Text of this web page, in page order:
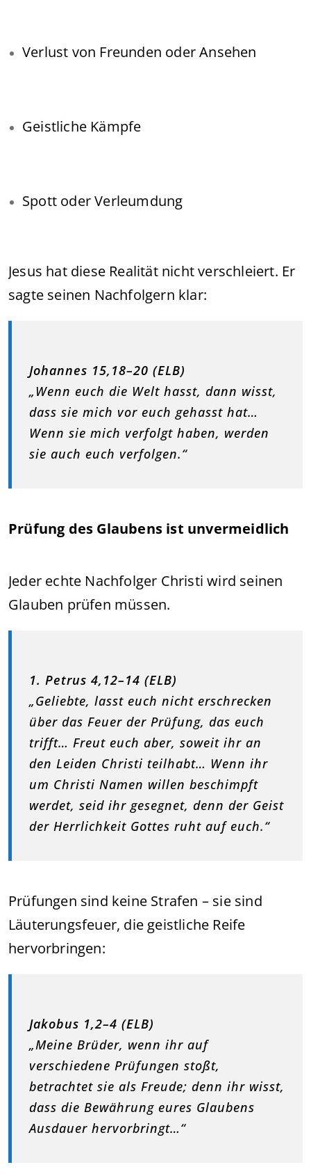
Verlust von Freunden oder Ansehen
Geistliche Kämpfe
Spott oder Verleumdung
Jesus hat diese Realität nicht verschleiert. Er
sagte seinen Nachfolgern klar:
Johannes 15,18–20 (ELB)
„Wenn euch die Welt hasst, dann wisst,
dass sie mich vor euch gehasst hat…
Wenn sie mich verfolgt haben, werden
sie auch euch verfolgen.“
Prüfung des Glaubens ist unvermeidlich
Jeder echte Nachfolger Christi wird seinen
Glauben prüfen müssen.
1. Petrus 4,12–14 (ELB)
„Geliebte, lasst euch nicht erschrecken
über das Feuer der Prüfung, das euch
trifft… Freut euch aber, soweit ihr an
den Leiden Christi teilhabt… Wenn ihr
um Christi Namen willen beschimpft
werdet, seid ihr gesegnet, denn der Geist
der Herrlichkeit Gottes ruht auf euch.“
Prüfungen sind keine Strafen – sie sind
Läuterungsfeuer, die geistliche Reife
hervorbringen:
Jakobus 1,2–4 (ELB)
„Meine Brüder, wenn ihr auf
verschiedene Prüfungen stoßt,
betrachtet sie als Freude; denn ihr wisst,
dass die Bewährung eures Glaubens
Ausdauer hervorbringt…“